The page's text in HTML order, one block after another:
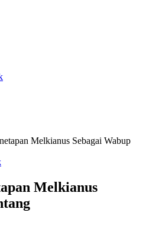
Melkianus Sebagai Wabup
Melkianus